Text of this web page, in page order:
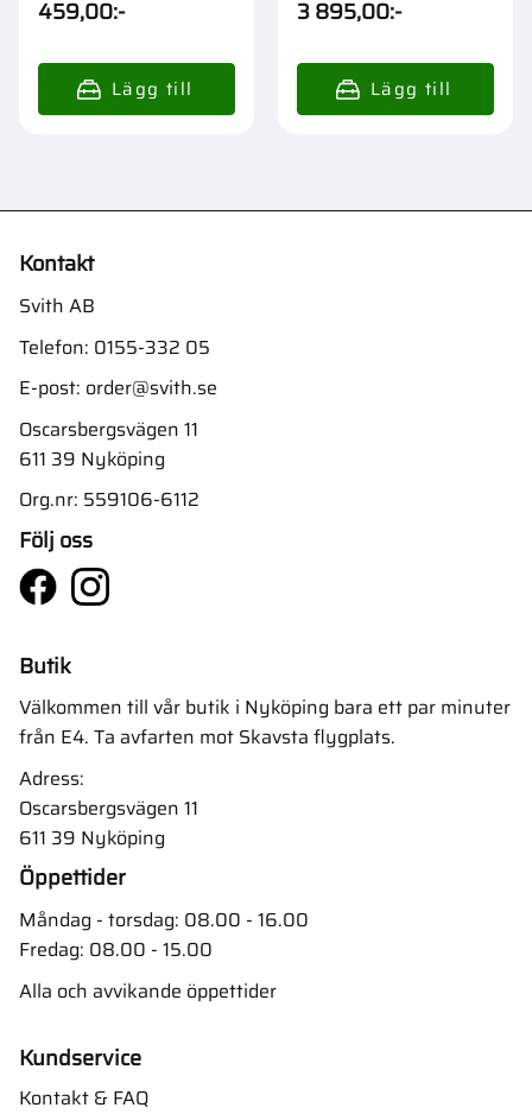
459,00:- 3 895,00:-
Kontakt
Svith AB
Telefon: 0155-332 05
E-post: order@svith.se
Oscarsbergsvägen 11
611 39 Nyköping
Org.nr: 559106-6112
Följ oss
Butik
Välkommen till vår butik i Nyköping bara ett par minuter
från E4. Ta avfarten mot Skavsta flygplats.
Adress:
Oscarsbergsvägen 11
611 39 Nyköping
Öppettider
Måndag - torsdag: 08.00 - 16.00
Fredag: 08.00 - 15.00
Alla och avvikande öppettider
Kundservice
Kontakt & FAQ